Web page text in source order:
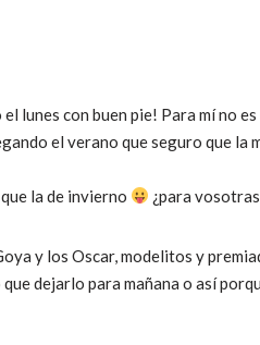
lunes con buen pie! Para mí no
el verano que seguro que la
la de invierno
¿para
y los Oscar, modelitos y
dejarlo para mañana o así